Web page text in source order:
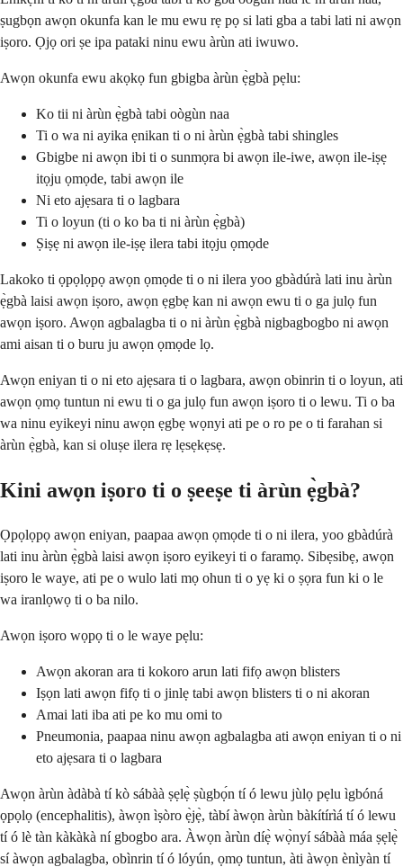
ṣugbọn awọn okunfa kan le mu ewu rẹ pọ si lati gba a tabi lati ni awọn
iṣoro. Ọjọ ori ṣe ipa pataki ninu ewu àrùn ati iwuwo.
Awọn okunfa ewu akọkọ fun gbigba àrùn ẹ̀gbà pẹlu:
Ko tii ni àrùn ẹ̀gbà tabi oògùn naa
Ti o wa ni ayika ẹnikan ti o ni àrùn ẹ̀gbà tabi shingles
Gbigbe ni awọn ibi ti o sunmọra bi awọn ile-iwe, awọn ile-iṣẹ
itọju ọmọde, tabi awọn ile
Ni eto ajẹsara ti o lagbara
Ti o loyun (ti o ko ba ti ni àrùn ẹ̀gbà)
Ṣiṣẹ ni awọn ile-iṣẹ ilera tabi itọju ọmọde
Lakoko ti ọpọlọpọ awọn ọmọde ti o ni ilera yoo gbàdúrà lati inu àrùn
ẹ̀gbà laisi awọn iṣoro, awọn ẹgbẹ kan ni awọn ewu ti o ga julọ fun
awọn iṣoro. Awọn agbalagba ti o ni àrùn ẹ̀gbà nigbagbogbo ni awọn
ami aisan ti o buru ju awọn ọmọde lọ.
Awọn eniyan ti o ni eto ajẹsara ti o lagbara, awọn obinrin ti o loyun, ati
awọn ọmọ tuntun ni ewu ti o ga julọ fun awọn iṣoro ti o lewu. Ti o ba
wa ninu eyikeyi ninu awọn ẹgbẹ wọnyi ati pe o ro pe o ti farahan si
àrùn ẹ̀gbà, kan si oluṣe ilera rẹ lẹsẹkẹsẹ.
Kini awọn iṣoro ti o ṣeeṣe ti àrùn ẹ̀gbà?
Ọpọlọpọ awọn eniyan, paapaa awọn ọmọde ti o ni ilera, yoo gbàdúrà
lati inu àrùn ẹ̀gbà laisi awọn iṣoro eyikeyi ti o faramọ. Sibẹsibẹ, awọn
iṣoro le waye, ati pe o wulo lati mọ ohun ti o yẹ ki o ṣọra fun ki o le
wa iranlọwọ ti o ba nilo.
Awọn iṣoro wọpọ ti o le waye pẹlu:
Awọn akoran ara ti kokoro arun lati fifọ awọn blisters
Iṣọn lati awọn fifọ ti o jinlẹ tabi awọn blisters ti o ni akoran
Amai lati iba ati pe ko mu omi to
Pneumonia, paapaa ninu awọn agbalagba ati awọn eniyan ti o ni
eto ajẹsara ti o lagbara
Awọn àrùn àdàbà tí kò sábàà ṣẹlẹ̀ ṣùgbọ́n tí ó lewu jùlọ pẹlu ìgbóná
ọpọlọ (encephalitis), àwọn ìṣòro ẹ̀jẹ̀, tàbí àwọn àrùn bàkítírìá tí ó lewu
tí ó lè tàn kàkàkà ní gbogbo ara. Àwọn àrùn díẹ̀ wọ̀nyí sábàà máa ṣẹlẹ̀
sí àwọn agbalagba, obìnrin tí ó lóyún, ọmọ tuntun, àti àwọn ènìyàn tí